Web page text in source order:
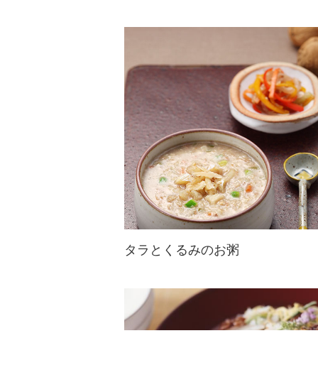
麦ごはんを使ってもちもちとしたヘ
ルシーおにぎりを作りましょう♪大
人の苦味と食感はくるみとの相性も
ぴったり！
玄米を使った素朴な旨味とくるみの
香ばしさがたまらない！ 栄養バラ
タラとくるみのお粥